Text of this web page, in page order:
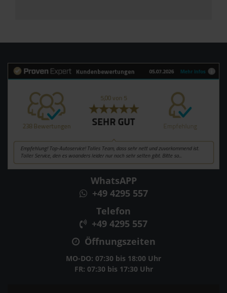
WhatsAPP
+49 4295 557
Telefon
+49 4295 557
Öffnungszeiten
MO-DO: 07:30 bis 18:00 Uhr
FR: 07:30 bis 17:30 Uhr